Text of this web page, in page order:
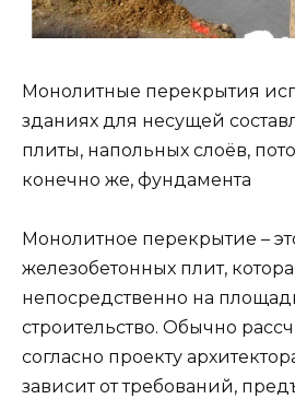
Монолитные перекрытия
зданиях для несущей
плиты, напольных слоёв,
конечно же, фундамента
Монолитное перекрытие –
железобетонных плит,
непосредственно на
строительство. Обычно
согласно проекту
зависит от требований,